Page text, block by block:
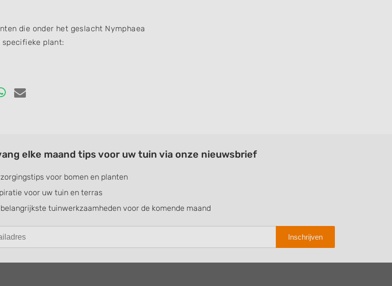
die onder het geslacht Nymphaea
plant:
Delen
elke maand tips voor uw tuin via onze nieuwsbrief
voor bomen en planten
voor uw tuin en terras
tuinwerkzaamheden voor de komende maand
Inschrijven